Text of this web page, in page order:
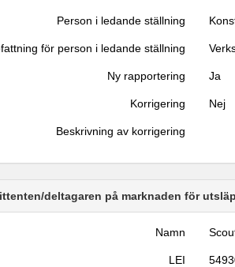
Person i ledande ställning
för person i ledande ställning
Ny rapportering Ja
Korrigering Nej
Beskrivning av korrigering
deltagaren på marknaden för
Namn
LEI